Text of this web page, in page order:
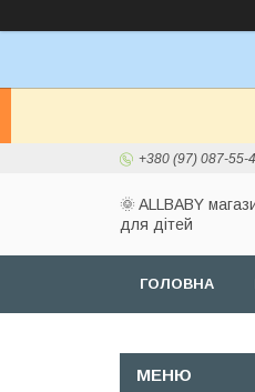
+380 (97) 087-55-
🌞 ALLBABY
для дітей
ГОЛОВНА